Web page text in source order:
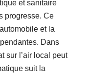
et sanitaire
progresse. Ce
et la
Dans
sur l’air local peut
suit la